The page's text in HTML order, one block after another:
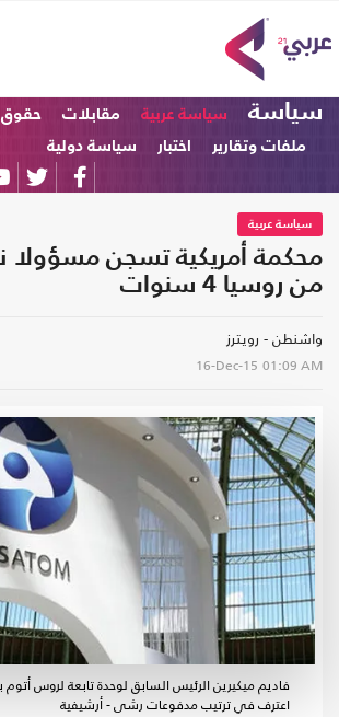
سياسة سياسة عربية مقابلات
حقوق
ملفات وتقارير
اختبار سياسة دولية
سياسة عربية
محكمة أمريكية تسجن مسؤولا
من روسيا 4 سنوات
واشنطن - رويترز
16-Dec-15 01:09 AM
فاديم ميكيرين الرئيس السابق لوحدة تابعة لروس أتوم
اعترف في ترتيب مدفوعات رشى - أرشيفية